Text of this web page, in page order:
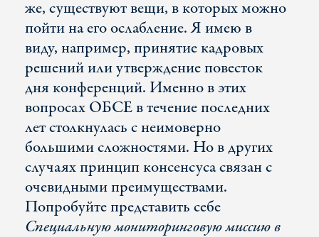
же, существуют вещи, в которых можно
пойти на его ослабление. Я имею в
виду, например, принятие кадровых
решений или утверждение повесток
дня конференций. Именно в этих
вопросах ОБСЕ в течение последних
лет столкнулась с неимоверно
большими сложностями. Но в других
случаях принцип консенсуса связан с
очевидными преимуществами.
Попробуйте представить себе
Специальную мониторинговую миссию в